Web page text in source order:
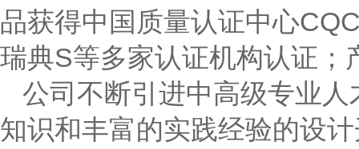
品获得中国质量认证中心
瑞典S等多家认证机构认证
公司不断引进中高级专业
知识和丰富的实践经验的设